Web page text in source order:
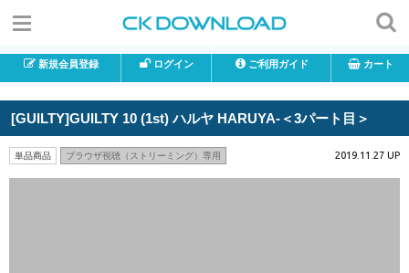
新規会員登録 ログイン ご利用ガイド カート
[GUILTY]GUILTY 10 (1st) ハルヤ HARUYA-＜3パート目＞
単品商品 ブラウザ視聴（ストリーミング）専用 2019.11.27 UP